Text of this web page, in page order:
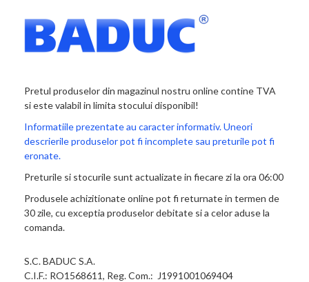
Pretul produselor din magazinul nostru online contine TVA
si este valabil in limita stocului disponibil!
Informatiile prezentate au caracter informativ. Uneori
descrierile produselor pot fi incomplete sau preturile pot fi
eronate.
Preturile si stocurile sunt actualizate in fiecare zi la ora 06:00
Produsele achizitionate online pot fi returnate in termen de
30 zile, cu exceptia produselor debitate si a celor aduse la
comanda.
S.C. BADUC S.A.
C.I.F.: RO1568611, Reg. Com.: J1991001069404